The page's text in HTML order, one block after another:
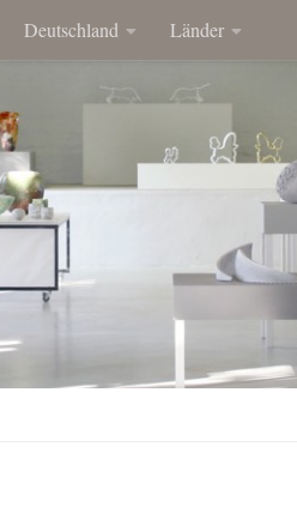
Deutschland Länder